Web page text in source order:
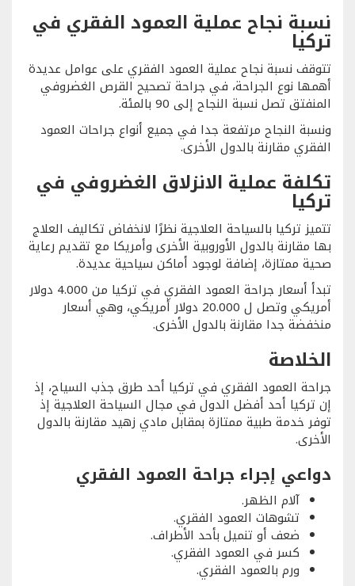
نسبة نجاح عملية العمود الفقري في
تركيا
تتوقف نسبة نجاح عملية العمود الفقري على عوامل عديدة
أهمها نوع الجراحة، في جراحة تصحيح القرص الغضروفي
المنفتق تصل نسبة النجاح إلى 90 بالمئة.
ونسبة النجاح مرتفعة جدا في جميع أنواع جراحات العمود
الفقري مقارنة بالدول الأخرى.
تكلفة عملية الانزلاق الغضروفي في
تركيا
تتميز تركيا بالسياحة العلاجية نظرًا لانخفاض تكاليف العلاج
بها مقارنة بالدول الأوروبية الأخرى وأمريكا مع تقديم رعاية
صحية ممتازة، إضافة لوجود أماكن سياحية عديدة.
تبدأ أسعار جراحة العمود الفقري في تركيا من 4.000 دولار
أمريكي وتصل ل 20.000 دولار أمريكي، وهي أسعار
منخفضة جدا مقارنة بالدول الأخرى.
الخلاصة
جراحة العمود الفقري في تركيا أحد طرق جذب السياح، إذ
إن تركيا أحد أفضل الدول في مجال السياحة العلاجية إذ
توفر خدمة طبية ممتازة بمقابل مادي زهيد مقارنة بالدول
الأخرى.
دواعي إجراء جراحة العمود الفقري
آلام الظهر.
تشوهات العمود الفقري.
ضعف أو تنميل بأحد الأطراف.
كسر في العمود الفقري.
ورم بالعمود الفقري.